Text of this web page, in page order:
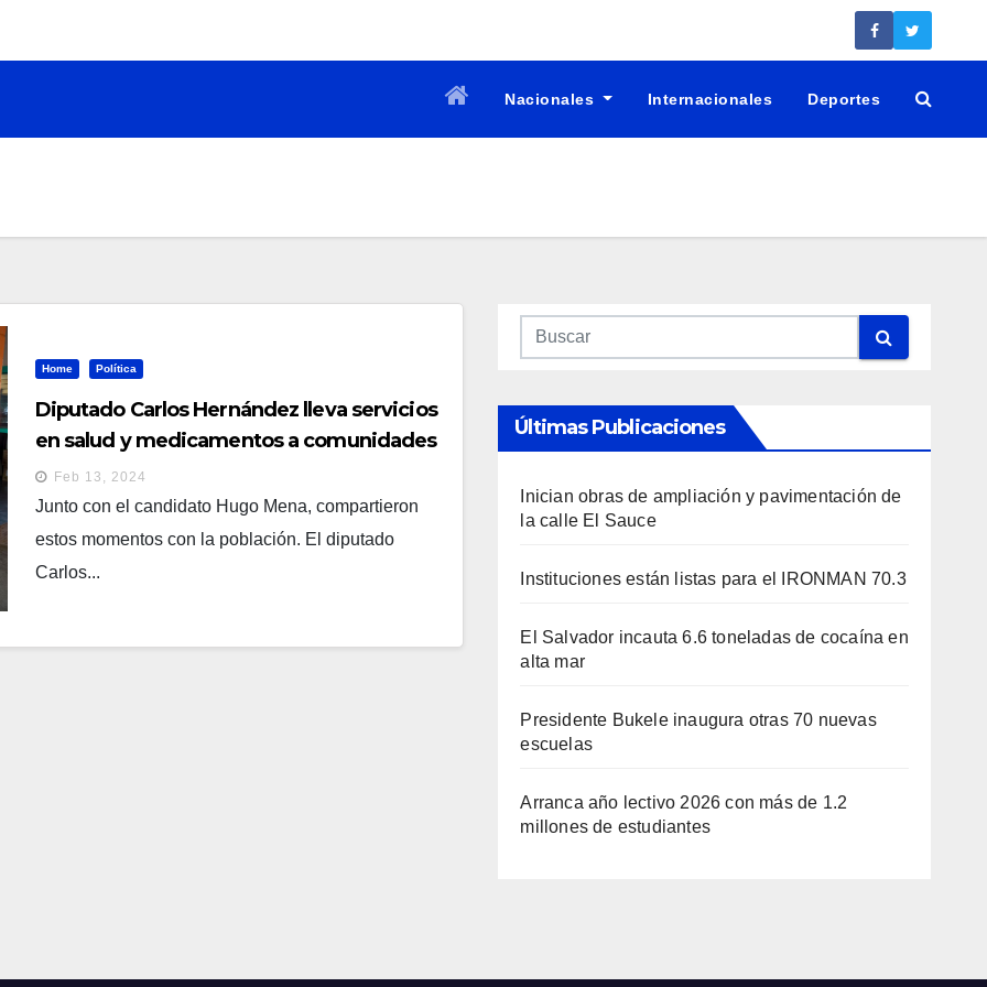
Nacionales Internacionales Deportes
Home Política
Diputado Carlos Hernández lleva servicios
en salud y medicamentos a comunidades
de Ahuachapán
Feb 13, 2024
Junto con el candidato Hugo Mena, compartieron
estos momentos con la población. El diputado
Carlos...
Últimas Publicaciones
Inician obras de ampliación y pavimentación de
la calle El Sauce
Instituciones están listas para el IRONMAN 70.3
El Salvador incauta 6.6 toneladas de cocaína en
alta mar
Presidente Bukele inaugura otras 70 nuevas
escuelas
Arranca año lectivo 2026 con más de 1.2
millones de estudiantes